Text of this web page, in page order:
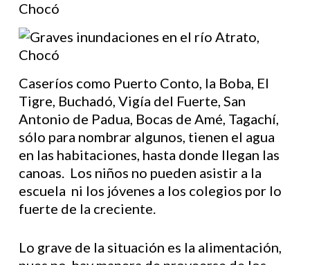
Caseríos como Puerto Conto, la Boba, El
Tigre, Buchadó, Vigía del Fuerte, San
Antonio de Padua, Bocas de Amé, Tagachí,
sólo para nombrar algunos, tienen el agua
en las habitaciones, hasta donde llegan las
canoas. Los niños no pueden asistir a la
escuela ni los jóvenes a los colegios por lo
fuerte de la creciente.
Lo grave de la situación es la alimentación,